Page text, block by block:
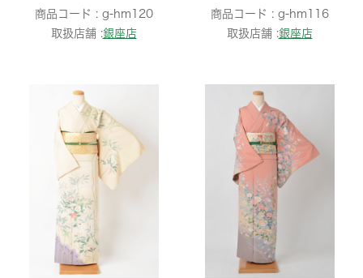
商品コード : g-hm120
取扱店舗 :銀座店
商品コード : g-hm116
取扱店舗 :銀座店